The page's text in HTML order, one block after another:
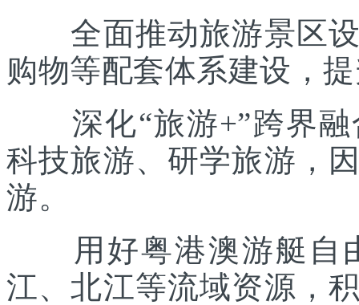
全面推动旅游景区设
购物等配套体系建设，
深化“旅游+”跨界融
科技旅游、研学旅游，
游。
用好粤港澳游艇自
江、北江等流域资源，